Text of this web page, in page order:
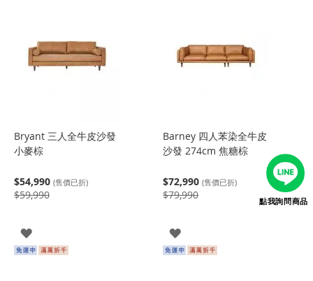
Bryant 三人全牛皮沙發
小麥棕
$54,990 (售價已折)
$59,990
登
入
Barney 四人苯染全牛皮
沙發 274cm 焦糖棕
$72,990 (售價已折)
$79,990
登
入
點我詢問商品